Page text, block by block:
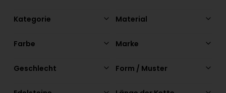
Kategorie Material
Farbe Marke
Geschlecht Form / Muster